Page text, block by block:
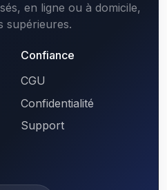
en ligne ou à domicile,
supérieures.
Confiance
CGU
Confidentialité
Support